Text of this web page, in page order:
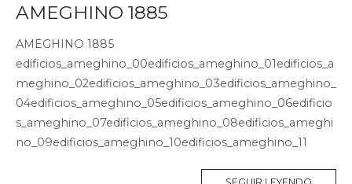
AMEGHINO 1885
AMEGHINO 1885
edificios_ameghino_00edificios_ameghino_01edificios_a
meghino_02edificios_ameghino_03edificios_ameghino_
04edificios_ameghino_05edificios_ameghino_06edificio
s_ameghino_07edificios_ameghino_08edificios_ameghi
no_09edificios_ameghino_10edificios_ameghino_11